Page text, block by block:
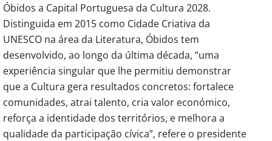
Óbidos a Capital Portuguesa da Cultura 2028.
Distinguida em 2015 como Cidade Criativa da
UNESCO na área da Literatura, Óbidos tem
desenvolvido, ao longo da última década, “uma
experiência singular que lhe permitiu demonstrar
que a Cultura gera resultados concretos: fortalece
comunidades, atrai talento, cria valor económico,
reforça a identidade dos territórios, e melhora a
qualidade da participação cívica”, refere o presidente